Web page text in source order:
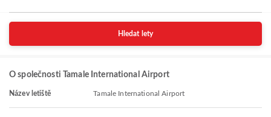
Hledat lety
O společnosti Tamale International Airport
Název letiště Tamale International Airport